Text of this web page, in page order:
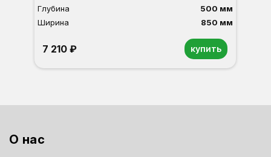
Глубина
500 мм
Ширина
850 мм
7 210 ₽ купить
О нас